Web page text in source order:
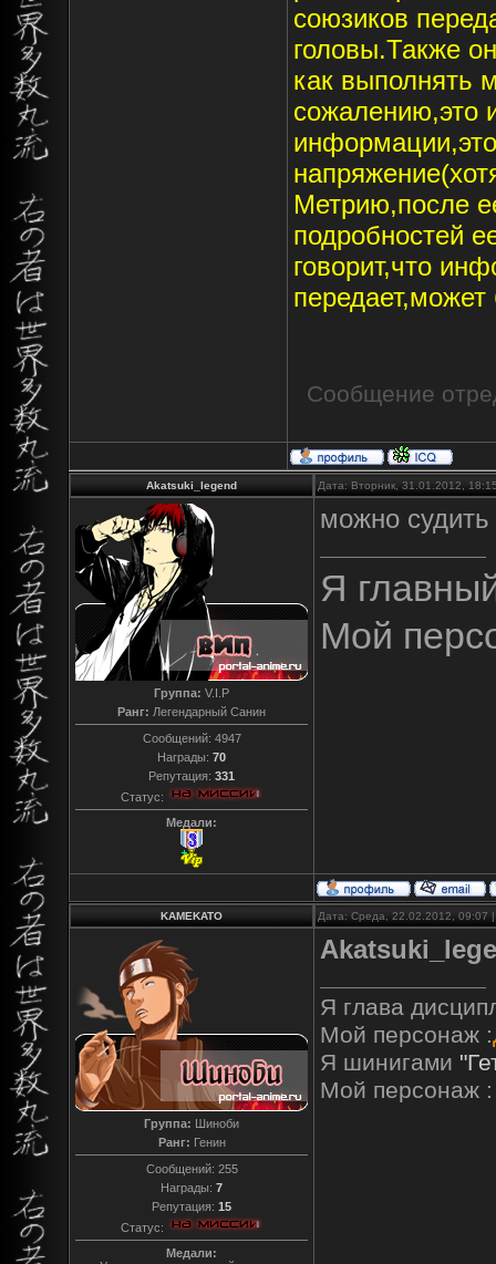
союзиков
головы.Также
как выполнять
сожалению,это
Метрию,после
подробностей
говорит,что
Сообщение
Akatsuki_legend Дата: Вторник, 31.01.2012,
Группа: V.I.P
Ранг: Легендарный Санин
Сообщений: 4947
Награды: 70
Репутация: 331
Статус:
Медали:
можно судить
Я
Мой
KAMEKATO Дата: Среда, 22.02.2012,
Группа: Шиноби
Ранг: Генин
Сообщений: 255
Награды: 7
Репутация: 15
Статус:
Медали:
Я глава
Мой персонаж :
Я шинигами
Мой персонаж